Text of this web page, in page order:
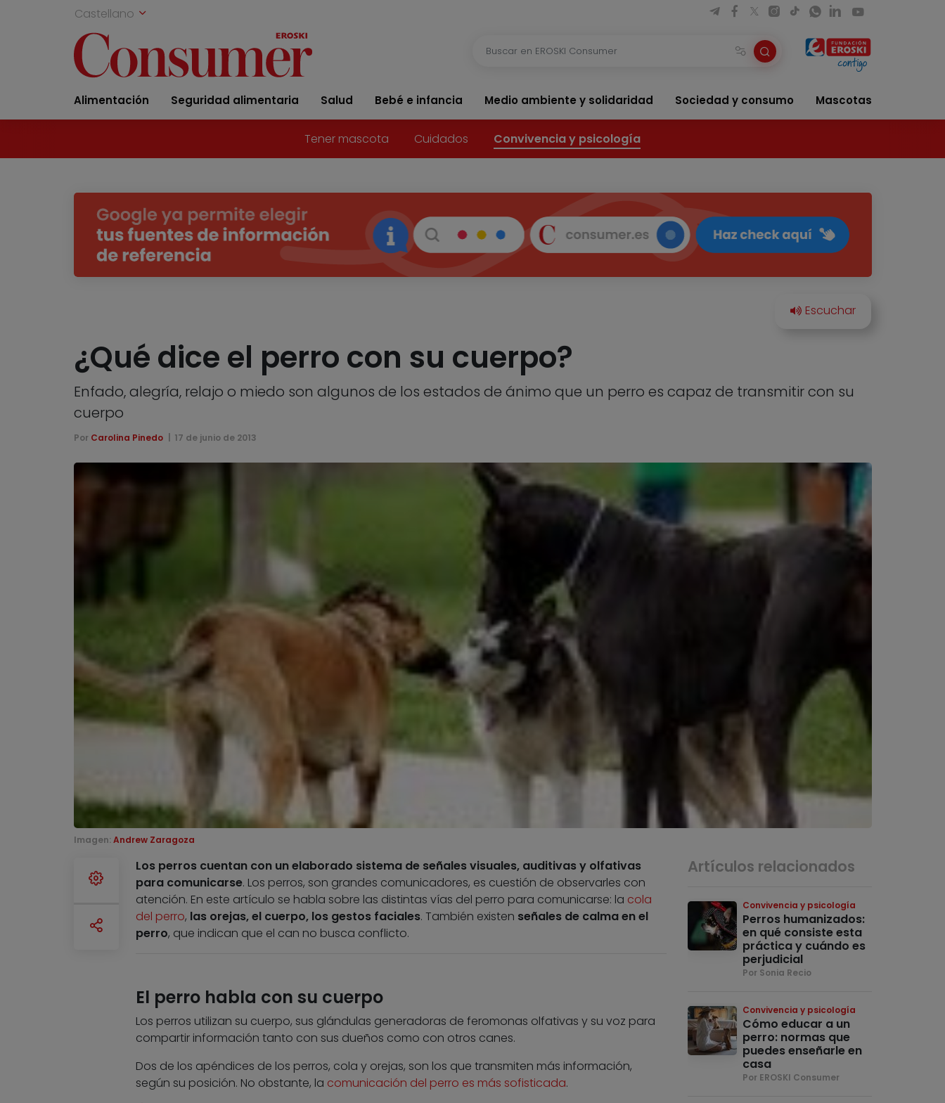
Castellano
Alimentación Seguridad alimentaria Salud Bebé e infancia Medio ambiente y solidaridad Sociedad y consumo Mascotas
Tener mascota Cuidados Convivencia y psicología
¿Qué dice el perro con su cuerpo?
Enfado, alegría, relajo o miedo son algunos de los estados de ánimo que un perro es capaz de transmitir con su
cuerpo
Por Carolina Pinedo 17 de junio de 2013
Imagen: Andrew Zaragoza
Los perros cuentan con un elaborado sistema de señales visuales, auditivas y olfativas
para comunicarse. Los perros, son grandes comunicadores, es cuestión de observarles con
atención. En este artículo se habla sobre las distintas vías del perro para comunicarse: la cola
del perro, las orejas, el cuerpo, los gestos faciales. También existen señales de calma en el
perro, que indican que el can no busca conflicto.
El perro habla con su cuerpo
Los perros utilizan su cuerpo, sus glándulas generadoras de feromonas olfativas y su voz para
compartir información tanto con sus dueños como con otros canes.
Dos de los apéndices de los perros, cola y orejas, son los que transmiten más información,
según su posición. No obstante, la comunicación del perro es más sofisticada.
Artículos relacionados
Convivencia y psicología
Perros humanizados:
en qué consiste esta
práctica y cuándo es
perjudicial
Por Sonia Recio
Convivencia y psicología
Cómo educar a un
perro: normas que
puedes enseñarle en
casa
Por EROSKI Consumer